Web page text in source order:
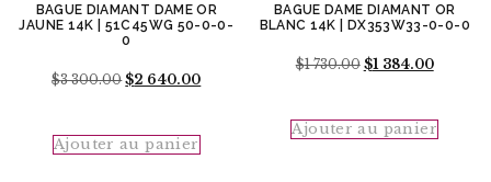
BAGUE DIAMANT DAME OR
JAUNE 14K | 51C45WG 50-0-0-
0
$3 300.00Le
$3
$2 640.00Le
Ajouter au panier
BAGUE DAME DIAMANT OR
BLANC 14K | DX353W33-0-0-0
$1 730.00 Le
$1
$1 384.00Le
$1
Ajouter au panier